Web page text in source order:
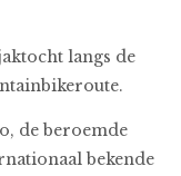
langs de
de beroemde
bekende